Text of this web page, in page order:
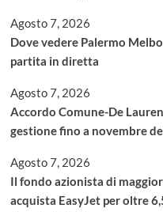
Agosto 7, 2026
Dove vedere Palermo
partita in diretta
Agosto 7, 2026
Accordo Comune-De
gestione fino a novembre
Agosto 7, 2026
Il fondo azionista di
acquista EasyJet per oltre